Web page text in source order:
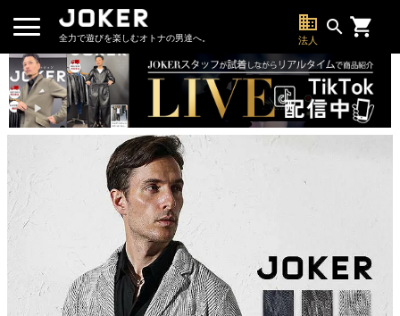
全力で遊びを楽しむオトナの男達へ。
business
法人
search